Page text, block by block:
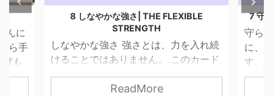
んに
ら手
も
せ
8 しなやかな強さ| THE FLEXIBLE
STRENGTH
しなやかな強さ 強さとは、力を入れ続
けることではありません。 このカード
が描くのは、やさしさを失わずに、世
界と関わっていく力。 無理に押し切ら
ReadMore
7 守
守ら
に、
す。
って